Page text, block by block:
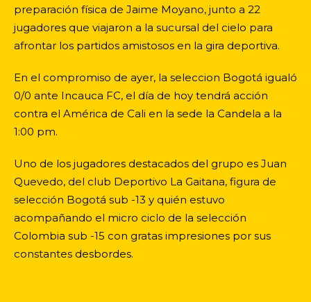
preparación física de Jaime Moyano, junto a 22
jugadores que viajaron a la sucursal del cielo para
afrontar los partidos amistosos en la gira deportiva.
En el compromiso de ayer, la seleccion Bogotá igualó
0/0 ante Incauca FC, el día de hoy tendrá acción
contra el América de Cali en la sede la Candela a la
1:00 pm.
Uno de los jugadores destacados del grupo es Juan
Quevedo, del club Deportivo La Gaitana, figura de
selección Bogotá sub -13 y quién estuvo
acompañando el micro ciclo de la selección
Colombia sub -15 con gratas impresiones por sus
constantes desbordes.